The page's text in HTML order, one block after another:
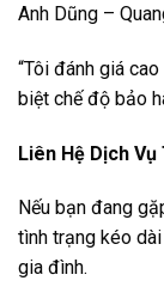
Anh Dũng –
“Tôi đánh giá
biệt chế độ bảo
Liên Hệ Dịch
Nếu bạn đang
tình trạng kéo
gia đình.